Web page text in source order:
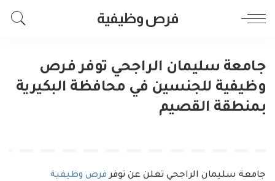
فرص وظيفية
جامعة سليمان الراجحي توفر فرص
وظيفية للجنسين في محافظة البكيرية
بمنطقة القصيم
جامعة سليمان الراجحي تعلن عن توفرفرص وظيفية